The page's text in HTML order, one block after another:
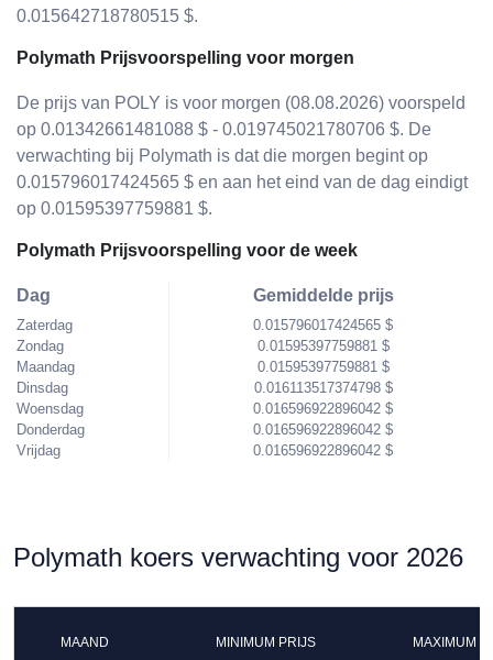
0.015642718780515 $.
Polymath Prijsvoorspelling voor morgen
De prijs van POLY is voor morgen (08.08.2026) voorspeld
op 0.01342661481088 $ - 0.019745021780706 $. De
verwachting bij Polymath is dat die morgen begint op
0.015796017424565 $ en aan het eind van de dag eindigt
op 0.01595397759881 $.
Polymath Prijsvoorspelling voor de week
Dag
Zaterdag
Zondag
Maandag
Dinsdag
Woensdag
Donderdag
Vrijdag
Gemiddelde prijs
0.015796017424565 $
0.01595397759881 $
0.01595397759881 $
0.016113517374798 $
0.016596922896042 $
0.016596922896042 $
0.016596922896042 $
Polymath koers verwachting voor 2026
MAAND MINIMUM PRIJS MAXIMUM